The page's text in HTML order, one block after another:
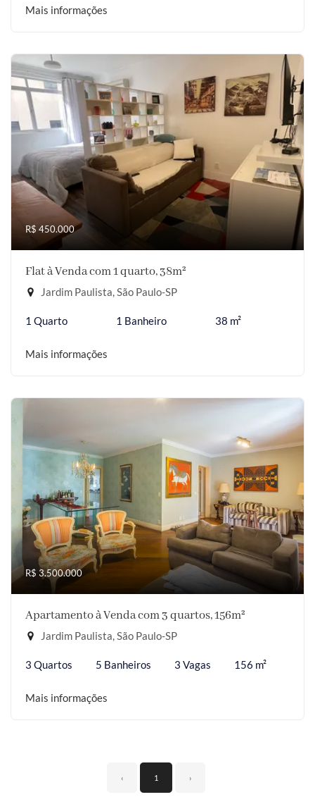
Mais informações
R$ 450.000
Flat à Venda com 1 quarto, 38m²
Jardim Paulista, São Paulo-SP
1 Quarto 1 Banheiro 38 m²
Mais informações
R$ 3.500.000
Apartamento à Venda com 3 quartos, 156m²
Jardim Paulista, São Paulo-SP
3 Quartos 5 Banheiros 3 Vagas 156 m²
Mais informações
‹ 1 ›